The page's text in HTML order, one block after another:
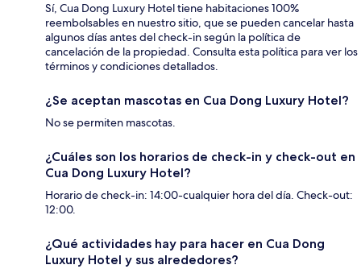
Sí, Cua Dong Luxury Hotel tiene habitaciones 100%
reembolsables en nuestro sitio, que se pueden cancelar hasta
algunos días antes del check-in según la política de
cancelación de la propiedad. Consulta esta política para ver los
términos y condiciones detallados.
¿Se aceptan mascotas en Cua Dong Luxury Hotel?
No se permiten mascotas.
¿Cuáles son los horarios de check-in y check-out en
Cua Dong Luxury Hotel?
Horario de check-in: 14:00-cualquier hora del día. Check-out:
12:00.
¿Qué actividades hay para hacer en Cua Dong
Luxury Hotel y sus alrededores?